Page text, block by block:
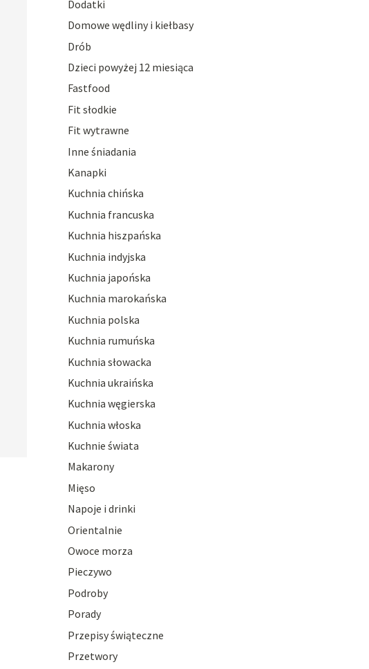
Dodatki
Domowe wędliny i kiełbasy
Drób
Dzieci powyżej 12 miesiąca
Fastfood
Fit słodkie
Fit wytrawne
Inne śniadania
Kanapki
Kuchnia chińska
Kuchnia francuska
Kuchnia hiszpańska
Kuchnia indyjska
Kuchnia japońska
Kuchnia marokańska
Kuchnia polska
Kuchnia rumuńska
Kuchnia słowacka
Kuchnia ukraińska
Kuchnia węgierska
Kuchnia włoska
Kuchnie świata
Makarony
Mięso
Napoje i drinki
Orientalnie
Owoce morza
Pieczywo
Podroby
Porady
Przepisy świąteczne
Przetwory